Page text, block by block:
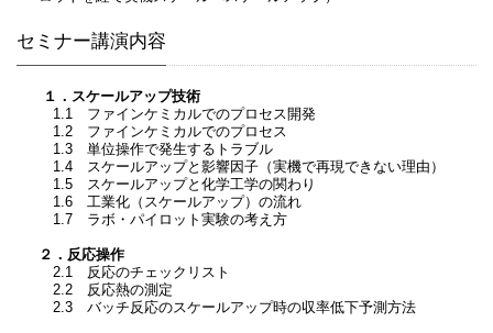
セミナー講演内容
１．スケールアップ技術
1.1 ファインケミカルでのプロセス開発
1.2 ファインケミカルでのプロセス
1.3 単位操作で発生するトラブル
1.4 スケールアップと影響因子（実機で再現できない理由）
1.5 スケールアップと化学工学の関わり
1.6 工業化（スケールアップ）の流れ
1.7 ラボ・パイロット実験の考え方
２．反応操作
2.1 反応のチェックリスト
2.2 反応熱の測定
2.3 バッチ反応のスケールアップ時の収率低下予測方法